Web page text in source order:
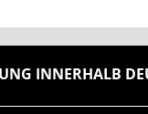
INNERHALB